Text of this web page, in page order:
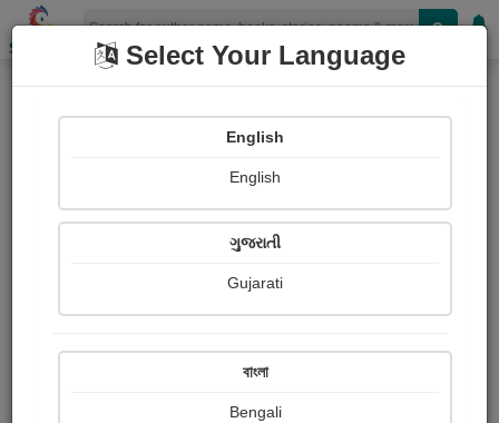
Shopizen
Books(Author : रोहन बेनोडेकर)
Select Your Language
English
English
ગુજરાતી
Gujarati
বাংলা
Bengali